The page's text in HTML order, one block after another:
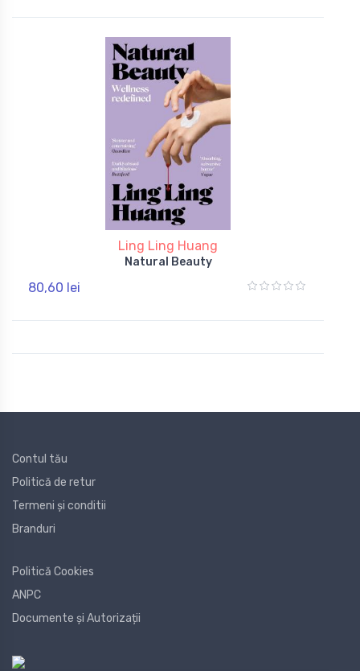
Ling Ling Huang
Natural Beauty
80,60 lei
Contul tău
Politică de retur
Termeni și conditii
Branduri
Politică Cookies
ANPC
Documente și Autorizații